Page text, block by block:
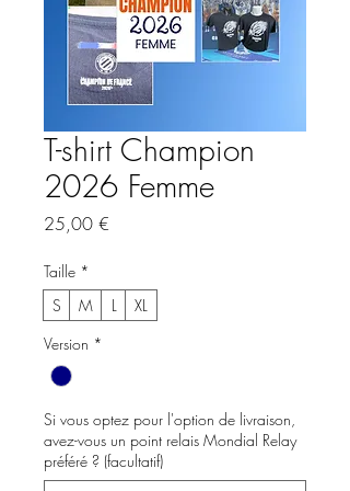
T-shirt Champion
2026 Femme
25,00 €
Taille *
S
M L
XL
Version *
Si vous optez pour l'option de livraison,
avez-vous un point relais Mondial Relay
préféré ? (facultatif)